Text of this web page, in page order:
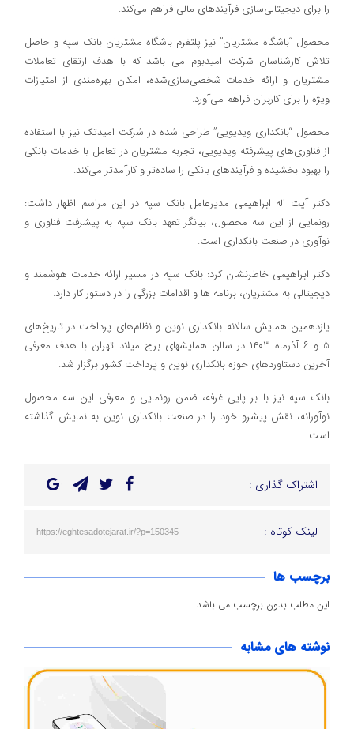
را برای دیجیتالی‌سازی فرآیندهای مالی فراهم می‌کند.
محصول “باشگاه مشتریان” نیز پلتفرم باشگاه مشتریان بانک سپه و حاصل
تلاش کارشناسان شرکت امیدبوم می باشد که با هدف ارتقای تعاملات
مشتریان و ارائه خدمات شخصی‌سازی‌شده، امکان بهره‌مندی از امتیازات
ویژه را برای کاربران فراهم می‌آورد.
محصول “بانکداری ویدیویی” طراحی شده در شرکت امیدتک نیز با استفاده
از فناوری‌های پیشرفته ویدیویی، تجربه مشتریان در تعامل با خدمات بانکی
را بهبود بخشیده و فرآیندهای بانکی را ساده‌تر و کارآمدتر می‌کند.
دکتر آیت اله ابراهیمی مدیرعامل بانک سپه در این مراسم اظهار داشت:
رونمایی از این سه محصول، بیانگر تعهد بانک سپه به پیشرفت فناوری و
نوآوری در صنعت بانکداری است.‌
دکتر ابراهیمی خاطرنشان کرد: بانک سپه در مسیر ارائه خدمات هوشمند و
دیجیتالی به مشتریان، برنامه ها و اقدامات بزرگی را در دستور کار دارد.‌
یازدهمین همایش سالانه بانکداری نوین و نظام‌های پرداخت در تاریخ‌های
۵ و ۶ آذرماه ۱۴۰۳ در سالن همایشهای برج میلاد تهران با هدف معرفی
آخرین دستاوردهای حوزه بانکداری نوین و پرداخت کشور برگزار شد.‌
بانک سپه نیز با بر پایی غرفه، ضمن رونمایی و معرفی این سه محصول
نوآورانه، نقش پیشرو خود را در صنعت بانکداری نوین به نمایش گذاشته
است.
اشتراک گذاری :
لینک کوتاه : https://eghtesadotejarat.ir/?p=150345
برچسب ها
این مطلب بدون برچسب می باشد.
نوشته های مشابه